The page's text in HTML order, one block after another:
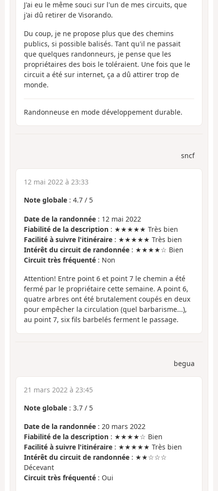
J'ai eu le même souci sur l'un de mes circuits, que
j'ai dû retirer de Visorando.
Du coup, je ne propose plus que des chemins
publics, si possible balisés. Tant qu'il ne passait
que quelques randonneurs, je pense que les
propriétaires des bois le toléraient. Une fois que le
circuit a été sur internet, ça a dû attirer trop de
monde.
Randonneuse en mode développement durable.
sncf
12 mai 2022 à 23:33
Note globale : 4.7 / 5
Date de la randonnée : 12 mai 2022
Fiabilité de la description : ★★★★★ Très bien
Facilité à suivre l'itinéraire : ★★★★★ Très bien
Intérêt du circuit de randonnée : ★★★★☆ Bien
Circuit très fréquenté : Non
Attention! Entre point 6 et point 7 le chemin a été
fermé par le propriétaire cette semaine. A point 6,
quatre arbres ont été brutalement coupés en deux
pour empêcher la circulation (quel barbarisme...),
au point 7, six fils barbelés ferment le passage.
begua
21 mars 2022 à 23:45
Note globale : 3.7 / 5
Date de la randonnée : 20 mars 2022
Fiabilité de la description : ★★★★☆ Bien
Facilité à suivre l'itinéraire : ★★★★★ Très bien
Intérêt du circuit de randonnée : ★★☆☆☆
Décevant
Circuit très fréquenté : Oui